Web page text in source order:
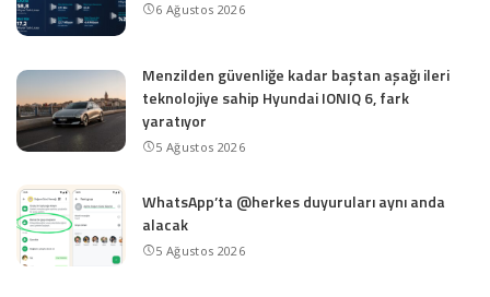
6 Ağustos 2026
Menzilden güvenliğe kadar baştan aşağı ileri
teknolojiye sahip Hyundai IONIQ 6, fark
yaratıyor
5 Ağustos 2026
WhatsApp’ta @herkes duyuruları aynı anda
alacak
5 Ağustos 2026